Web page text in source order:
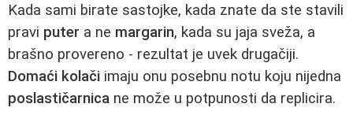
Kada sami birate sastojke, kada znate da ste stavili
pravi puter a ne margarin, kada su jaja sveža, a
brašno provereno - rezultat je uvek drugačiji.
Domaći kolači imaju onu posebnu notu koju nijedna
poslastičarnica ne može u potpunosti da replicira.